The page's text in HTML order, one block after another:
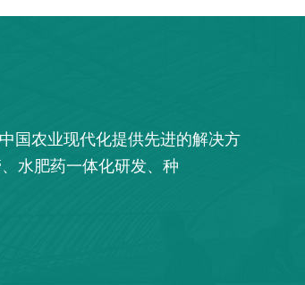
国农业现代化提供先进的解决方
、水肥药一体化研发、种